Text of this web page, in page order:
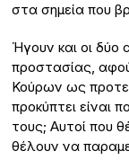
στα σημεία που
Ήγουν και οι δύο
προστασίας,
Κούρων ως
προκύπτει είναι
τους; Αυτοί που
θέλουν να